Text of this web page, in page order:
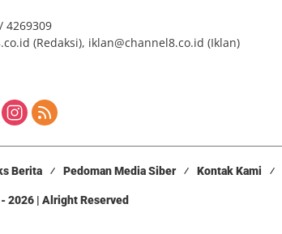
4269309
(Redaksi), iklan@channel8.co.id (Iklan)
Berita Pedoman Media Siber Kontak Kami
2026 | Alright Reserved